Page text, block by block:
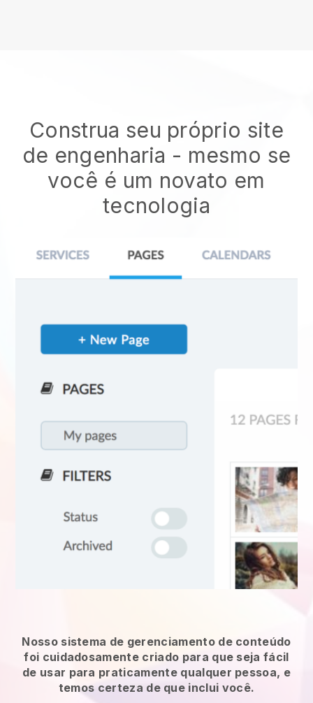
Construa seu próprio site
de engenharia - mesmo se
você é um novato em
tecnologia
Nosso sistema de gerenciamento de conteúdo
foi cuidadosamente criado para que seja fácil
de usar para praticamente qualquer pessoa, e
temos certeza de que inclui você.